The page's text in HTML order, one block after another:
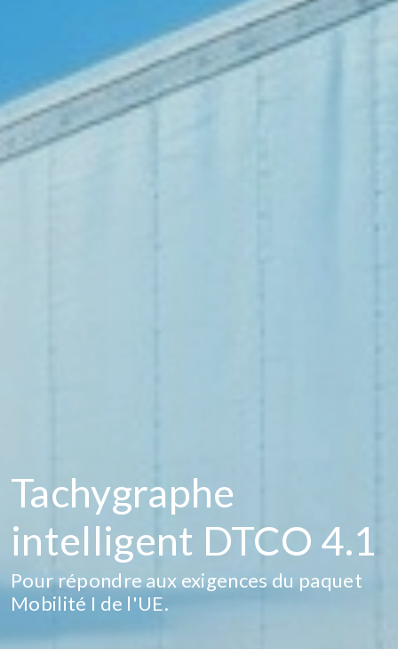
Tachygraphe
intelligent DTCO 4.1
Pour répondre aux exigences du paquet
Mobilité I de l'UE.